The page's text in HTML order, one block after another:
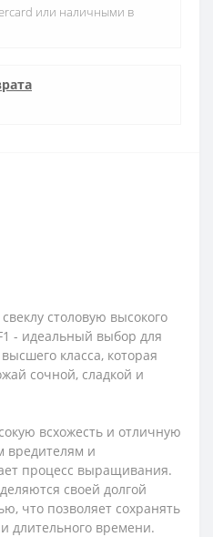
или наличными в
столовую высокого
- идеальный выбор для
класса, которая
сочной, сладкой и
всхожесть и отличную
вредителям и
процесс выращивания.
своей долгой
что позволяет сохранять
длительного времени.